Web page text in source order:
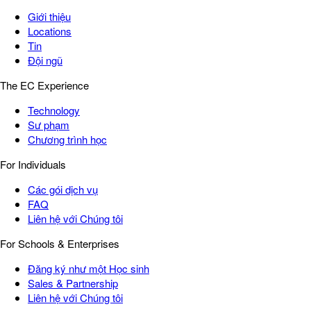
Giới thiệu
Locations
Tin
Đội ngũ
The EC Experience
Technology
Sư phạm
Chương trình học
For Individuals
Các gói dịch vụ
FAQ
Liên hệ với Chúng tôi
For Schools & Enterprises
Đăng ký như một Học sinh
Sales & Partnership
Liên hệ với Chúng tôi